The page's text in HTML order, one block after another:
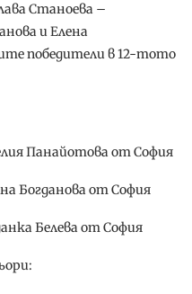
Станоева –
и Елена
победители в 12-тото
Панайотова от София
Богданова от София
Белева от София